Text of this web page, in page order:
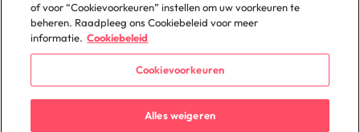
of voor “Cookievoorkeuren” instellen om uw voorkeuren te
beheren. Raadpleeg ons Cookiebeleid voor meer
informatie. Cookiebeleid
Cookievoorkeuren
Alles weigeren